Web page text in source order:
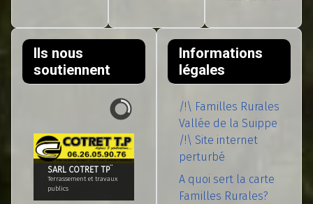
Ils nous
soutiennent
SARL COTRET TP¨
Terrassement et travaux
publics
Informations
légales
/!\ Familles Rurales
Vallée de la Suippe
/!\ Site internet
perturbé
A quoi sert la carte
Familles Rurales?